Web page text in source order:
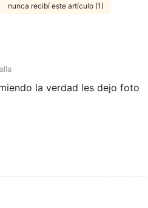
nunca recibí este artículo (1)
la verdad les dejo foto